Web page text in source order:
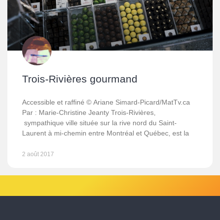
Trois-Rivières gourmand
Accessible et raffiné © Ariane Simard-Picard/MatTv.ca
Par : Marie-Christine Jeanty Trois-Rivières,
sympathique ville située sur la rive nord du Saint-
Laurent à mi-chemin entre Montréal et Québec, est la
2 août 2017